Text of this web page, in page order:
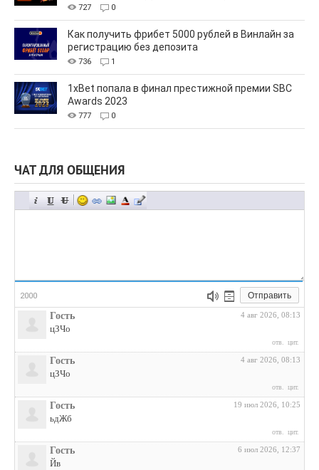
727 0
Как получить фрибет 5000 рублей в Винлайн за
регистрацию без депозита
736 1
1xBet попала в финал престижной премии SBC
Awards 2023
777 0
ЧАТ ДЛЯ ОБЩЕНИЯ
Отправить
2000
Гость 4 авг 2026, 08:13
цЗЧо
отв. цит.
Гость 4 авг 2026, 08:13
цЗЧо
отв. цит.
Гость 19 июл 2026, 10:25
ьдЖб
отв. цит.
Гость 6 июл 2026, 12:37
Йв